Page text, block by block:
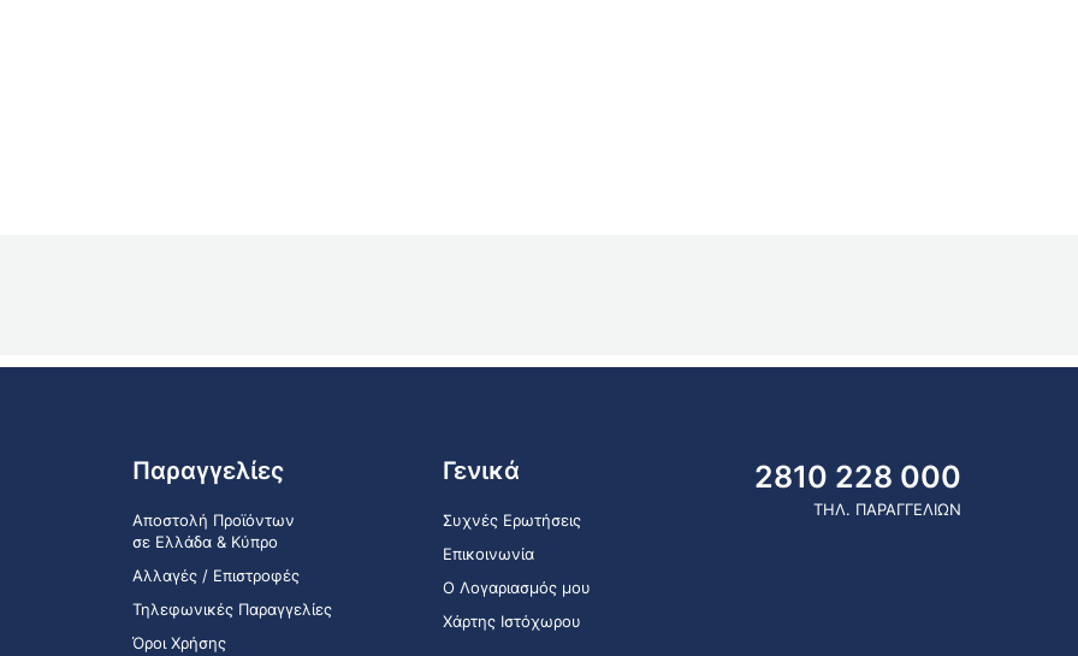
Παραγγελίες
Αποστολή Προϊόντων
σε Ελλάδα & Κύπρο
Αλλαγές / Επιστροφές
Τηλεφωνικές Παραγγελίες
Όροι Χρήσης
Γενικά
Συχνές Ερωτήσεις
Επικοινωνία
Ο Λογαριασμός μου
Χάρτης Ιστόχωρου
2810 228 000
ΤΗΛ. ΠΑΡΑΓΓΕΛΙΩΝ